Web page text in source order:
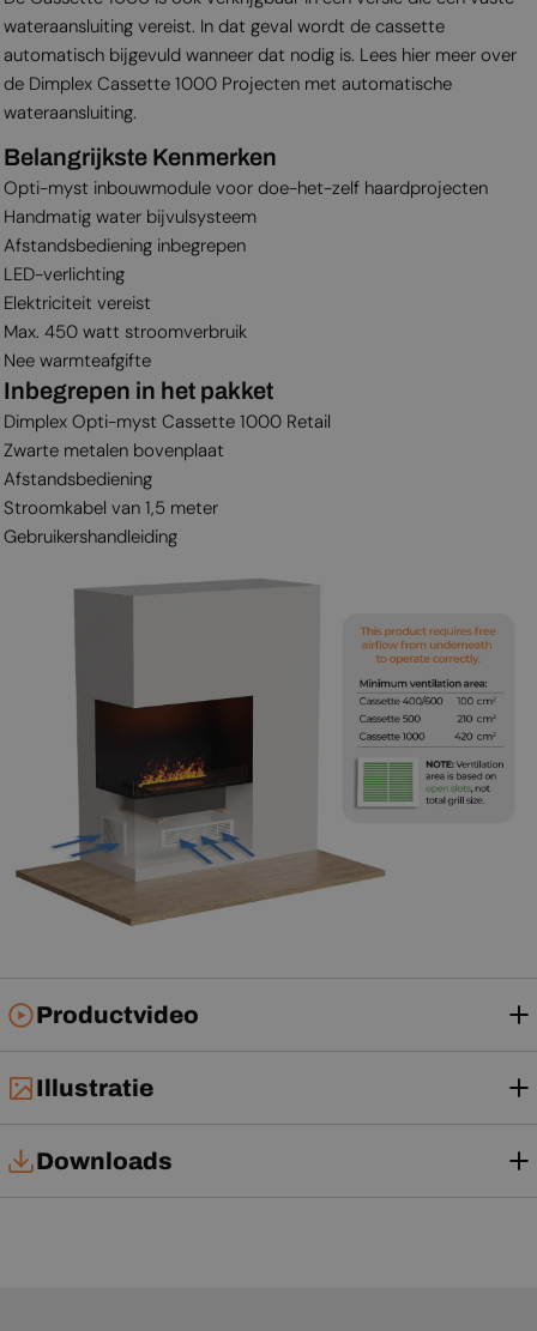
wateraansluiting vereist. In dat geval wordt de cassette
automatisch bijgevuld wanneer dat nodig is. Lees hier meer over
de Dimplex Cassette 1000 Projecten met automatische
wateraansluiting.
Belangrijkste Kenmerken
Opti-myst inbouwmodule voor doe-het-zelf haardprojecten
Handmatig water bijvulsysteem
Afstandsbediening inbegrepen
LED-verlichting
Elektriciteit vereist
Max. 450 watt stroomverbruik
Nee warmteafgifte
Inbegrepen in het pakket
Dimplex Opti-myst Cassette 1000 Retail
Zwarte metalen bovenplaat
Afstandsbediening
Stroomkabel van 1,5 meter
Gebruikershandleiding
Productvideo
Illustratie
Downloads